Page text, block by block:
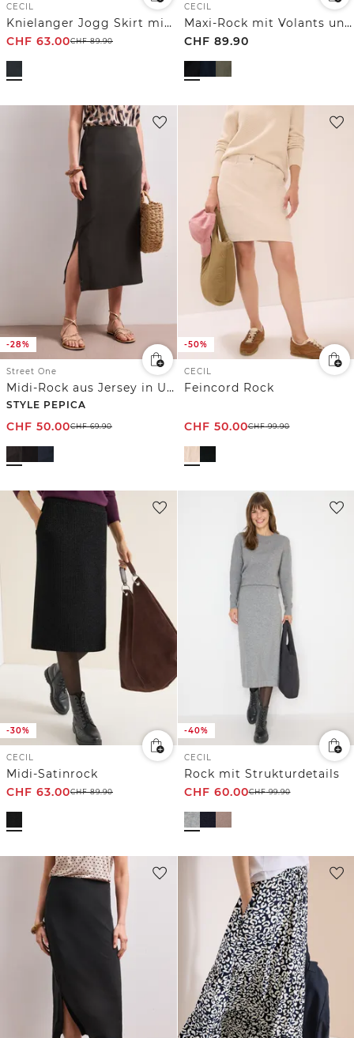
CECIL
Knielanger Jogg Skirt mit feinen Streifen
CHF 63.00CHF89.90
CECIL
Maxi-Rock mit Volants und Elastikbund
CHF 89.90
-28%
Street One
Midi-Rock aus Jersey in Unifarbe
STYLE PEPICA
CHF 50.00CHF69.90
-50%
CECIL
Feincord Rock
CHF 50.00CHF99.90
-30%
CECIL
Midi-Satinrock
CHF 63.00CHF89.90
-40%
CECIL
Rock mit Strukturdetails
CHF 60.00CHF99.90